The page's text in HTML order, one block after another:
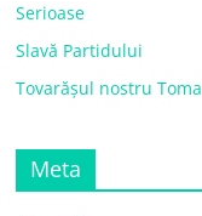
Serioase
Slavă Partidului
Tovarășul nostru Toma
Meta